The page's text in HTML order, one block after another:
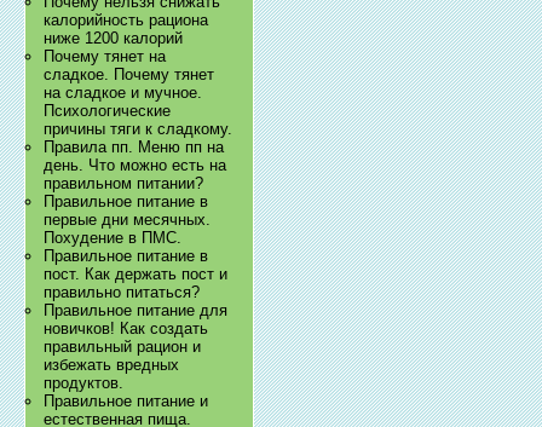
калорийность рациона
ниже 1200 калорий
Почему тянет на
сладкое. Почему тянет
на сладкое и мучное.
Психологические
причины тяги к сладкому.
Правила пп. Меню пп на
день. Что можно есть на
правильном питании?
Правильное питание в
первые дни месячных.
Похудение в ПМС.
Правильное питание в
пост. Как держать пост и
правильно питаться?
Правильное питание для
новичков! Как создать
правильный рацион и
избежать вредных
продуктов.
Правильное питание и
естественная пища.